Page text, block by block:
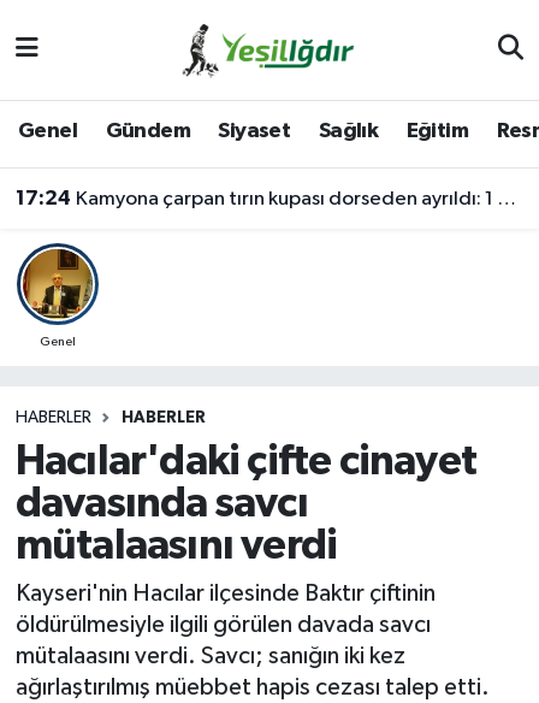
Genel Gündem Siyaset Sağlık Eğitim
17:24 Kamyona çarpan tırın kupası dorseden ayrıldı: 1 ağır yaralı
Genel
HABERLER HABERLER
Hacılar'daki çifte cinayet
davasında savcı
mütalaasını verdi
Kayseri'nin Hacılar ilçesinde Baktır çiftinin
öldürülmesiyle ilgili görülen davada savcı
mütalaasını verdi. Savcı; sanığın iki kez
ağırlaştırılmış müebbet hapis cezası talep etti.
İğdir Namaz Vakitleri
Iğdır Trafik Yoğunluk Haritası
Süper Lig Puan Durumu ve Fikstür
Son Dakika Haberleri
Haber Arşivi